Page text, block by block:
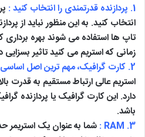
1. پردازنده قدرتمندی را انتخاب کنید :
انتخاب کنید. به این منظور نباید از
تاپ ها استفاده می شوند بهره برداری
زمانی که استریم می کنید تاثیر بسزایی
2. کارت گرافیک، مهم ترین اصل اساسی لوازم استریم با کامپیوتر :
استریم عالی ارتباط مستقیم به قدرت
دارد. این کارت گرافیک یا پردازنده
باشد.
3. RAM :